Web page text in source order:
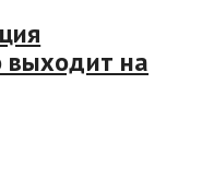
выходит на